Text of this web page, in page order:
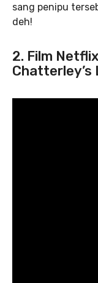
sang penipu
deh!
2. Film
Chatterley’s